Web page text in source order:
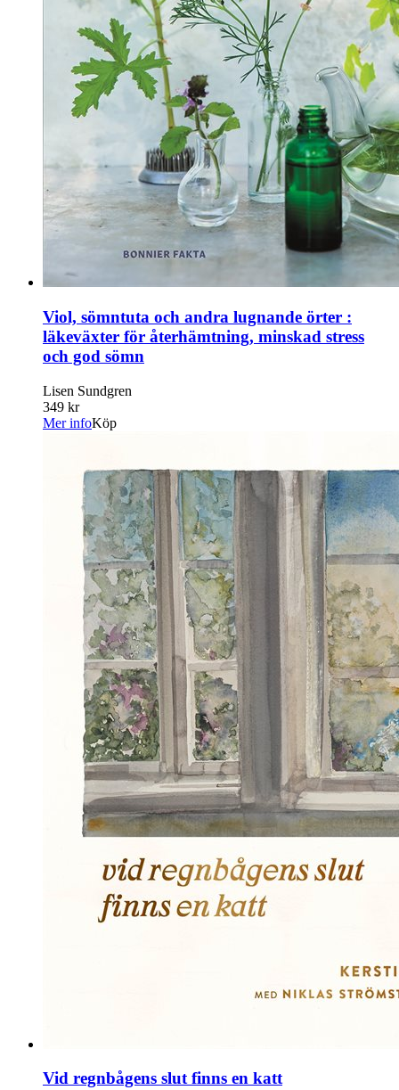
Viol, sömntuta och andra lugnande örter :
läkeväxter för återhämtning, minskad stress
och god sömn
Lisen Sundgren
349 kr
Mer infoKöp
Vid regnbågens slut finns en katt